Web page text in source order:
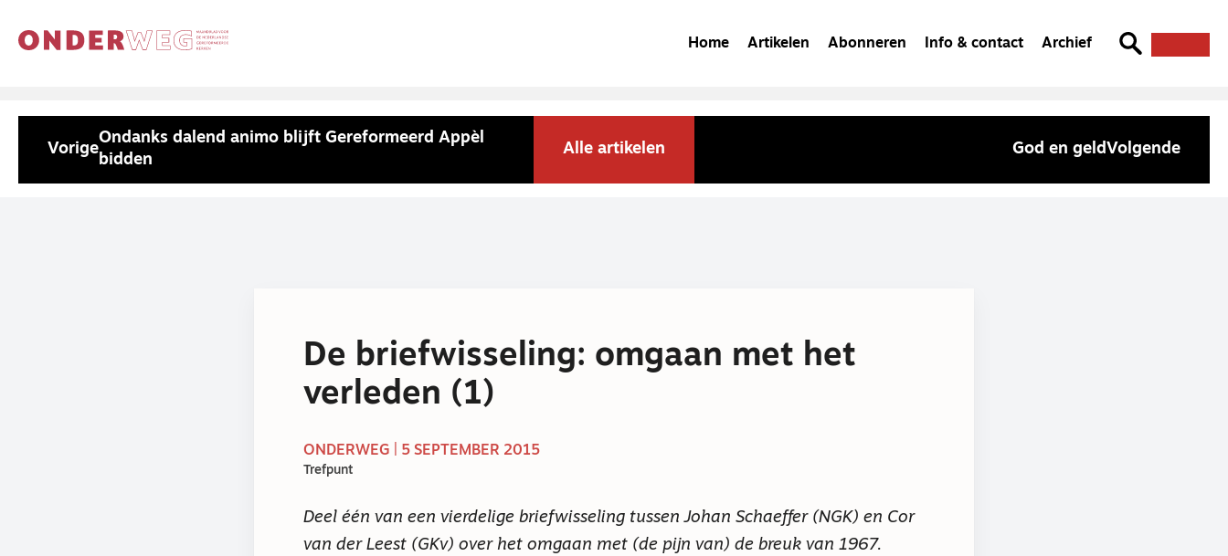
Home Artikelen Abonneren Info & contact Archief
Vorige
Ondanks dalend animo blijft Gereformeerd Appèl
bidden
Alle artikelen God en geldVolgende
De briefwisseling: omgaan met het
verleden (1)
ONDERWEG | 5 SEPTEMBER 2015
Trefpunt
Deel één van een vierdelige briefwisseling tussen Johan Schaeffer (NGK) en Cor
van der Leest (GKv) over het omgaan met (de pijn van) de breuk van 1967.